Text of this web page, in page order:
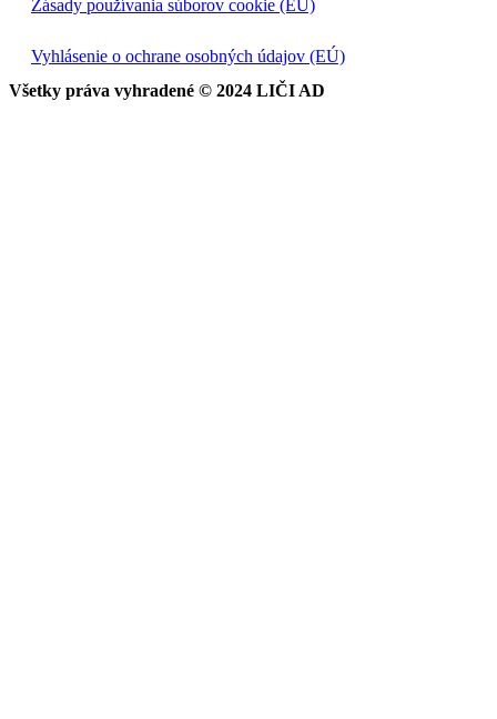
Zásady používania súborov cookie (EÚ)
Vyhlásenie o ochrane osobných údajov (EÚ)
Všetky práva vyhradené © 2024 LIČI AD